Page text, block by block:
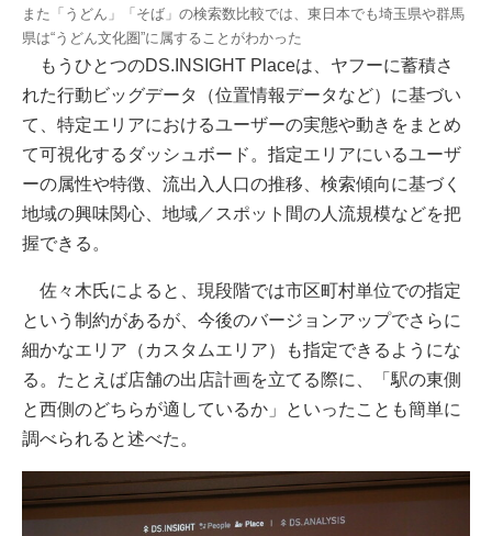
また「うどん」「そば」の検索数比較では、東日本でも埼玉県や群馬
県は“うどん文化圏”に属することがわかった
もうひとつのDS.INSIGHT Placeは、ヤフーに蓄積さ
れた行動ビッグデータ（位置情報データなど）に基づい
て、特定エリアにおけるユーザーの実態や動きをまとめ
て可視化するダッシュボード。指定エリアにいるユーザ
ーの属性や特徴、流出入人口の推移、検索傾向に基づく
地域の興味関心、地域／スポット間の人流規模などを把
握できる。
佐々木氏によると、現段階では市区町村単位での指定
という制約があるが、今後のバージョンアップでさらに
細かなエリア（カスタムエリア）も指定できるようにな
る。たとえば店舗の出店計画を立てる際に、「駅の東側
と西側のどちらが適しているか」といったことも簡単に
調べられると述べた。